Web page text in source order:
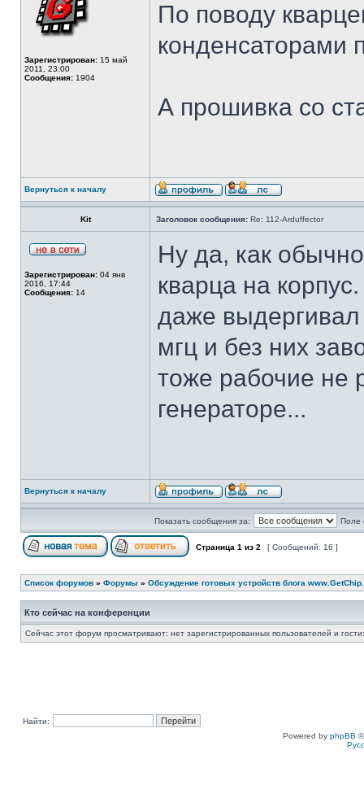
Зарегистрирован: 15 май
2011, 23:00
Сообщения: 1904
По поводу
конденсаторами
А прошивка со
Вернуться к началу
Kit Заголовок сообщения: Re: 112-Arduffector
Зарегистрирован: 04 янв
2016, 17:44
Сообщения: 14
Ну да, как
кварца на
даже выдергивал
мгц и без них
тоже рабочие не
генераторе...
Вернуться к началу
Показать сообщения за: Поле
Страница 1 из 2 [ Сообщений: 16 ]
Список форумов » Форумы » Обсуждение готовых устройств блога
Кто сейчас на конференции
Сейчас этот форум просматривают: нет зарегистрированных пользователей и
Найти:
Powered by phpBB